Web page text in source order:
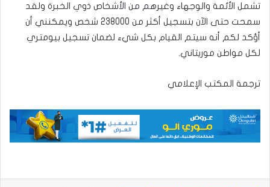
تشمل الأئمة والوجهاء وغيرهم من الأشخاص ذوي الخبرة ولقد
سمحت حتى الآن بتسجيل أكثر من 238000 شخص ويمكنني أن
أؤكد لكم أنه سيتم القيام بكل شيء لضمان تسجيل بيومتري
لكل مواطن موريتاني.
ترجمة المكتب الإعلامي